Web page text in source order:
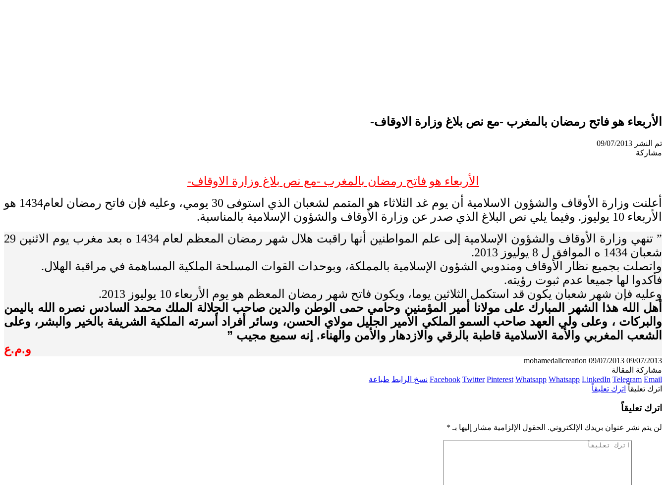
الأربعاء هو فاتح رمضان بالمغرب -مع نص بلاغ وزارة الاوقاف-
تم النشر 09/07/2013
مشاركة
الأربعاء هو فاتح رمضان بالمغرب -مع نص بلاغ وزارة الاوقاف-
أعلنت وزارة الأوقاف والشؤون الاسلامية أن يوم غد الثلاثاء هو المتمم لشعبان الذي استوفى 30 يومي، وعليه فإن فاتح رمضان لعام1434 هو
الأربعاء 10 يوليوز. وفيما يلي نص البلاغ الذي صدر عن وزارة الأوقاف والشؤون الإسلامية بالمناسبة.
” تنهي وزارة الأوقاف والشؤون الإسلامية إلى علم المواطنين أنها راقبت هلال شهر رمضان المعظم لعام 1434 ه بعد مغرب يوم الاثنين 29
شعبان 1434 ه الموافق ل 8 يوليوز 2013.
واتصلت بجميع نظار الأوقاف ومندوبي الشؤون الإسلامية بالمملكة، وبوحدات القوات المسلحة الملكية المساهمة في مراقبة الهلال.
فأكدوا لها جميعا عدم ثبوت رؤيته.
وعليه فإن شهر شعبان يكون قد استكمل الثلاثين يوما، ويكون فاتح شهر رمضان المعظم هو يوم الأربعاء 10 يوليوز 2013.
أهل الله هذا الشهر المبارك على مولانا أمير المؤمنين وحامي حمى الوطن والدين صاحب الجلالة الملك محمد السادس نصره الله باليمن
والبركات ، وعلى ولي العهد صاحب السمو الملكي الأمير الجليل مولاي الحسن، وسائر أفراد أسرته الملكية الشريفة بالخير والبشر، وعلى
الشعب المغربي والأمة الاسلامية قاطبة بالرقي والازدهار والأمن والهناء. إنه سميع مجيب ”
و.م.ع
mohamedalicreation 09/07/2013 09/07/2013
مشاركة المقالة
Facebook Twitter Pinterest Whatsapp Whatsapp LinkedIn Telegram Email نسخ الرابط طباعة
اترك تعليقاً اترك تعليقاً
اترك تعليقاً
لن يتم نشر عنوان بريدك الإلكتروني. الحقول الإلزامية مشار إليها بـ *